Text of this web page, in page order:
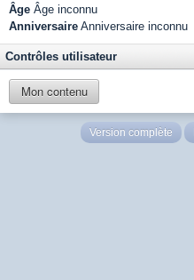
Âge Âge inconnu
Anniversaire Anniversaire inconnu
Contrôles utilisateur
Mon contenu
Version complète